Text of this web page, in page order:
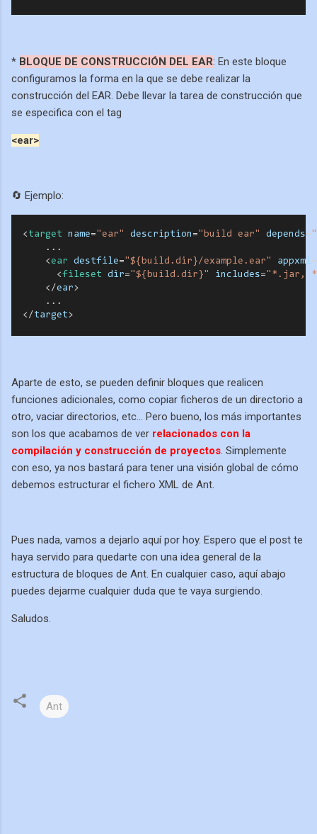
* BLOQUE DE CONSTRUCCIÓN DEL EAR: En este bloque
configuramos la forma en la que se debe realizar la
construcción del EAR. Debe llevar la tarea de construcción que
se especifica con el tag
<ear>
🔄 Ejemplo:
< target name="ear" description ="build ear" depends=
...
<ear destfile="${build.dir}/example.ear" appxml=
<fileset dir="${build.dir}" includes="*.jar,
< /ear>
      ...
< / target>
Aparte de esto, se pueden definir bloques que realicen
funciones adicionales, como copiar ficheros de un directorio a
otro, vaciar directorios, etc... Pero bueno, los más importantes
son los que acabamos de ver relacionados con la
compilación y construcción de proyectos. Simplemente
con eso, ya nos bastará para tener una visión global de cómo
debemos estructurar el fichero XML de Ant.
Pues nada, vamos a dejarlo aquí por hoy. Espero que el post te
haya servido para quedarte con una idea general de la
estructura de bloques de Ant. En cualquier caso, aquí abajo
puedes dejarme cualquier duda que te vaya surgiendo.
Saludos.
Ant